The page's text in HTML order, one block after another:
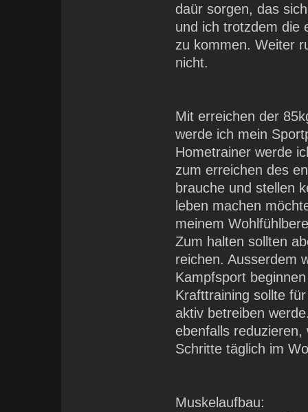
daür sorgen, das
und ich trotzdem die
zu kommen. Weiter
nicht.
Mit erreichen der
werde ich mein
Hometrainer werde
zum erreichen des
brauche und stellen
leben machen
meinem
Zum halten sollten
reichen. Ausserdem
Kampfsport
Krafttraining sollte
aktiv betreiben
ebenfalls
Schritte täglich im
Muskelaufbau: